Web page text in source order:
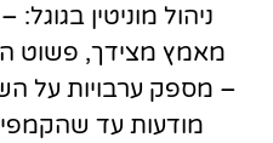
ניהול מוניטין בגוגל:
מאמץ מצידך, פשוט
– מספק ערבויות על